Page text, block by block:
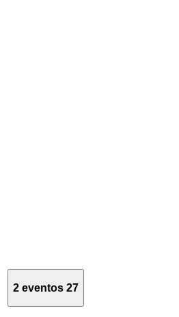
2 eventos 27